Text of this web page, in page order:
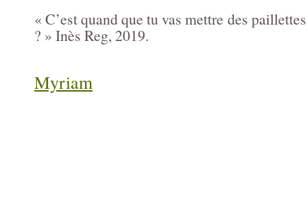
« C’est quand que tu vas mettre des
? » Inès Reg, 2019.
Myriam